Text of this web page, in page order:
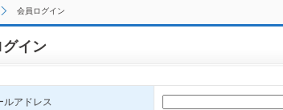
会員ログイン
イン
ルアドレス